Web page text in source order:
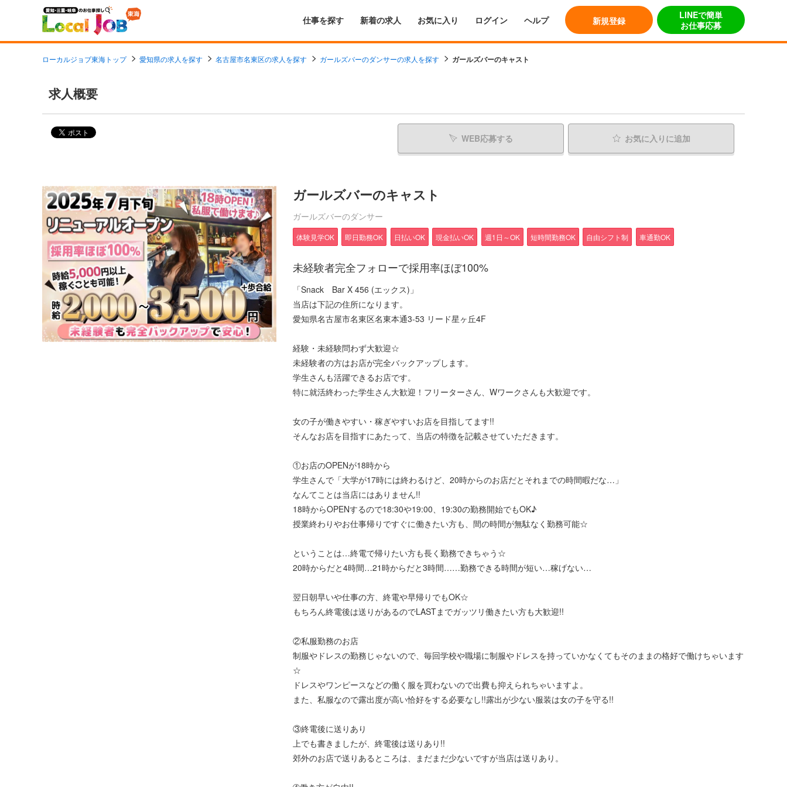
仕事を探す 新着の求人 お気に入り ログイン ヘルプ 新規登録
LINEで簡単
お仕事応募
ローカルジョブ東海トップ 愛知県の求人を探す 名古屋市名東区の求人を探す ガールズバーのダンサーの求人を探す ガールズバーのキャスト
求人概要
WEB応募する お気に入り に追加
ガールズバーのキャスト
ガールズバーのダンサー
体験見学OK 即日勤務OK 日払いOK 現金払いOK 週1日～OK 短時間勤務OK 自由シフト制 車通勤OK
未経験者完全フォローで採用率ほぼ100%
「Snack Bar X 456 (エックス)」
当店は下記の住所になります。
愛知県名古屋市名東区名東本通3-53 リード星ヶ丘4F
経験・未経験問わず大歓迎☆
未経験者の方はお店が完全バックアップします。
学生さんも活躍できるお店です。
特に就活終わった学生さん大歓迎！フリーターさん、Wワークさんも大歓迎です。
女の子が働きやすい・稼ぎやすいお店を目指してます!!
そんなお店を目指すにあたって、当店の特徴を記載させていただきます。
①お店のOPENが18時から
学生さんで「大学が17時には終わるけど、20時からのお店だとそれまでの時間暇だな…」
なんてことは当店にはありません!!
18時からOPENするので18:30や19:00、19:30の勤務開始でもOK♪
授業終わりやお仕事帰りですぐに働きたい方も、間の時間が無駄なく勤務可能☆
ということは…終電で帰りたい方も長く勤務できちゃう☆
20時からだと4時間…21時からだと3時間……勤務できる時間が短い…稼げない…
翌日朝早いや仕事の方、終電や早帰りでもOK☆
もちろん終電後は送りがあるのでLASTまでガッツリ働きたい方も大歓迎!!
②私服勤務のお店
制服やドレスの勤務じゃないので、毎回学校や職場に制服やドレスを持っていかなくてもそのままの格好で働けちゃいます
☆
ドレスやワンピースなどの働く服を買わないので出費も抑えられちゃいますよ。
また、私服なので露出度が高い恰好をする必要なし!!露出が少ない服装は女の子を守る!!
③終電後に送りあり
上でも書きましたが、終電後は送りあり!!
郊外のお店で送りあるところは、まだまだ少ないですが当店は送りあり。